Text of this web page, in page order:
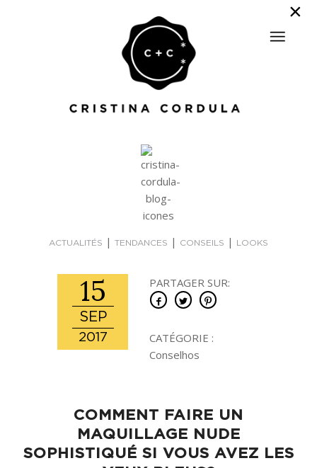
ACTUALITÉS | TENDANCES | CONSEILS | LOOKS
15
SEP
2017
PARTAGER SUR:
CATÉGORIE :
Conselhos
COMMENT FAIRE UN
MAQUILLAGE NUDE
SOPHISTIQUÉ SI VOUS AVEZ LES